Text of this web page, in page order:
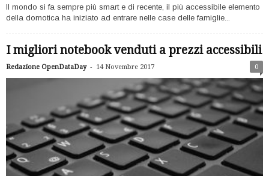
Il mondo si fa sempre più smart e di recente, il più accessibile elemento
della domotica ha iniziato ad entrare nelle case delle famiglie...
I migliori notebook venduti a prezzi accessibili
Redazione OpenDataDay - 14 Novembre 2017 0